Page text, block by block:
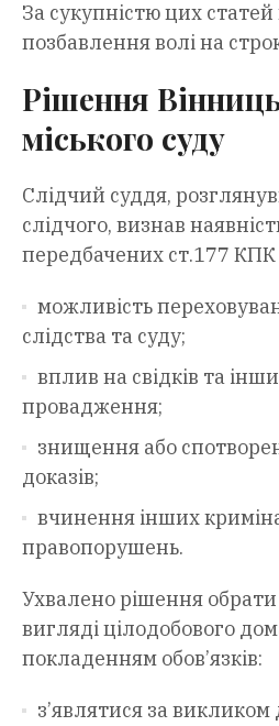
За сукупністю цих
позбавлення волі на
Рішення
міського суду
Слідчий суддя,
слідчого, визнав
передбачених ст.177 КПК
можливість
слідства та суду;
вплив на свідків та
провадження;
знищення або
доказів;
вчинення інших
правопорушень.
Ухвалено рішення
вигляді цілодобового
покладенням обов’язків:
з’являтися за викликом